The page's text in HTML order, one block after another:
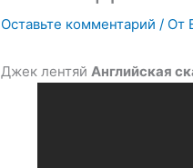
Оставьте комментарий / От
Джек лентяйАнглийская